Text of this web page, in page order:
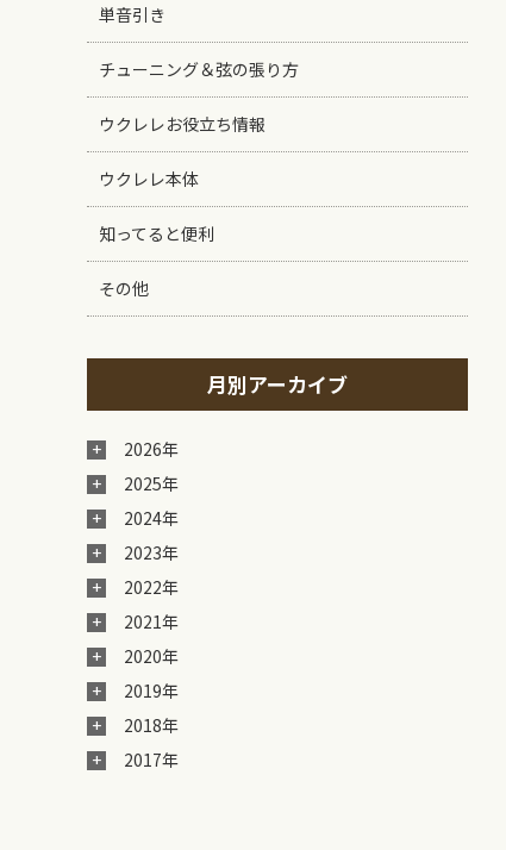
単音引き
チューニング＆弦の張り方
ウクレレお役立ち情報
ウクレレ本体
知ってると便利
その他
月別アーカイブ
2026年
2025年
2024年
2023年
2022年
2021年
2020年
2019年
2018年
2017年